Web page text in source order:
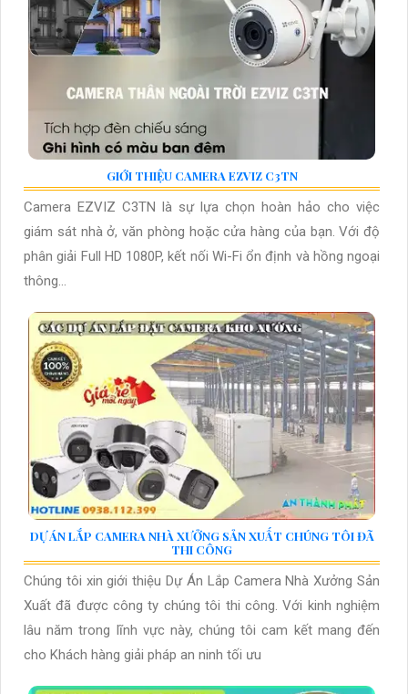
GIỚI THIỆU CAMERA EZVIZ C3TN
Camera EZVIZ C3TN là sự lựa chọn hoàn hảo cho việc
giám sát nhà ở, văn phòng hoặc cửa hàng của bạn. Với độ
phân giải Full HD 1080P, kết nối Wi-Fi ổn định và hồng ngoại
thông...
DỰ ÁN LẮP CAMERA NHÀ XƯỞNG SẢN XUẤT CHÚNG TÔI ĐÃ
THI CÔNG
Chúng tôi xin giới thiệu Dự Án Lắp Camera Nhà Xưởng Sản
Xuất đã được công ty chúng tôi thi công. Với kinh nghiệm
lâu năm trong lĩnh vực này, chúng tôi cam kết mang đến
cho Khách hàng giải pháp an ninh tối ưu